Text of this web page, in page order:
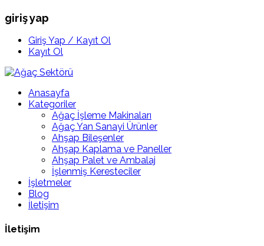
giriş yap
Giriş Yap / Kayıt Ol
Kayıt Ol
Anasayfa
Kategoriler
Ağaç İşleme Makinaları
Ağaç Yan Sanayi Ürünler
Ahşap Bileşenler
Ahşap Kaplama ve Paneller
Ahşap Palet ve Ambalaj
İşlenmiş Keresteciler
İşletmeler
Blog
İletişim
İletişim